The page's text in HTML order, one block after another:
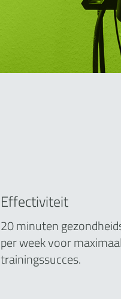
Effectiviteit
20 minuten
per week voor maximaal
trainingssucces.